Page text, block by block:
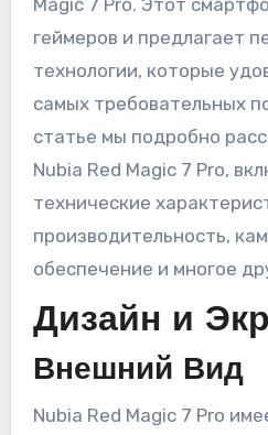
геймеров и предлагает
технологии, которые
самых требовательных
статье мы подробно
Nubia Red Magic 7 Pro,
технические
производительность,
обеспечение и многое
Дизайн и
Внешний Вид
Nubia Red Magic 7 Pro